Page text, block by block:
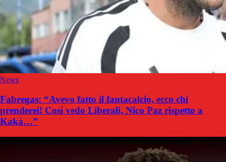
News
Fabregas: “Avevo fatto il fantacalcio, ecco chi
prenderei! Così vedo Liberali, Nico Paz rispetto a
Kakà…”